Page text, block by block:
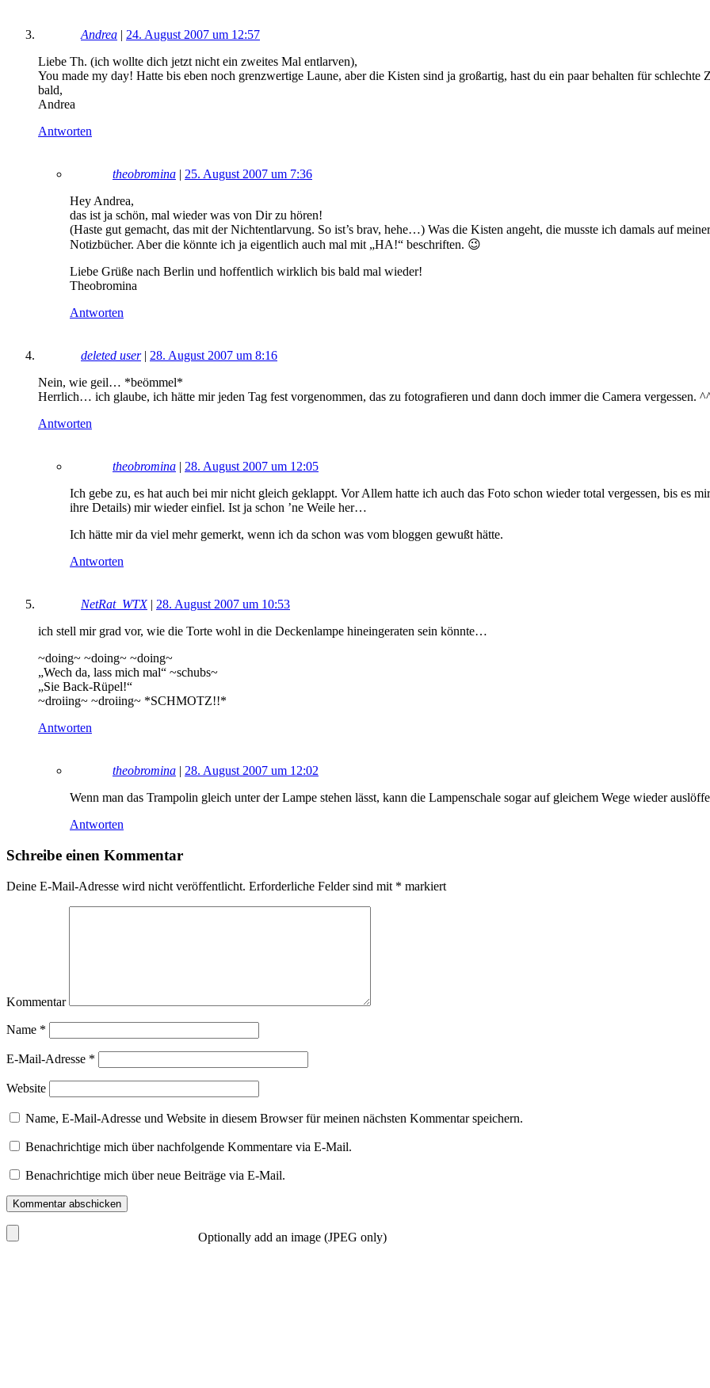
Andrea | 24. August 2007 um 12:57
Liebe Th. (ich wollte dich jetzt nicht ein zweites Mal entlarven),
You made my day! Hatte bis eben noch grenzwertige Laune, aber die Kisten sind ja großartig, hast du ein paar behalten für
bald,
Andrea
Antworten
theobromina | 25. August 2007 um 7:36
Hey Andrea,
das ist ja schön, mal wieder was von Dir zu hören!
(Haste gut gemacht, das mit der Nichtentlarvung. So ist’s brav, hehe…) Was die Kisten angeht, die musste ich damals auf
Notizbücher. Aber die könnte ich ja eigentlich auch mal mit „HA!“ beschriften. 😉
Liebe Grüße nach Berlin und hoffentlich wirklich bis bald mal wieder!
Theobromina
Antworten
deleted user| 28. August 2007 um 8:16
Nein, wie geil… *beömmel*
Herrlich… ich glaube, ich hätte mir jeden Tag fest vorgenommen, das zu fotografieren und dann doch immer die Camera vergessen.
Antworten
theobromina | 28. August 2007 um 12:05
Ich gebe zu, es hat auch bei mir nicht gleich geklappt. Vor Allem hatte ich auch das Foto schon wieder total vergessen, bis es
ihre Details) mir wieder einfiel. Ist ja schon ’ne Weile her…
Ich hätte mir da viel mehr gemerkt, wenn ich da schon was vom bloggen gewußt hätte.
Antworten
NetRat_WTX| 28. August 2007 um 10:53
ich stell mir grad vor, wie die Torte wohl in die Deckenlampe hineingeraten sein könnte…
~doing~ ~doing~ ~doing~
„Wech da, lass mich mal“ ~schubs~
„Sie Back-Rüpel!“
~droiing~ ~droiing~ *SCHMOTZ!!*
Antworten
theobromina | 28. August 2007 um 12:02
Wenn man das Trampolin gleich unter der Lampe stehen lässt, kann die Lampenschale sogar auf gleichem Wege wieder
Antworten
Schreibe einen Kommentar
Deine E-Mail-Adresse wird nicht veröffentlicht. Erforderliche Felder sind mit * markiert
Kommentar
Name *
E-Mail-Adresse *
Website
Name, E-Mail-Adresse und Website in diesem Browser für meinen nächsten Kommentar speichern.
Benachrichtige mich über nachfolgende Kommentare via E-Mail.
Benachrichtige mich über neue Beiträge via E-Mail.
Optionally add an image (JPEG only)